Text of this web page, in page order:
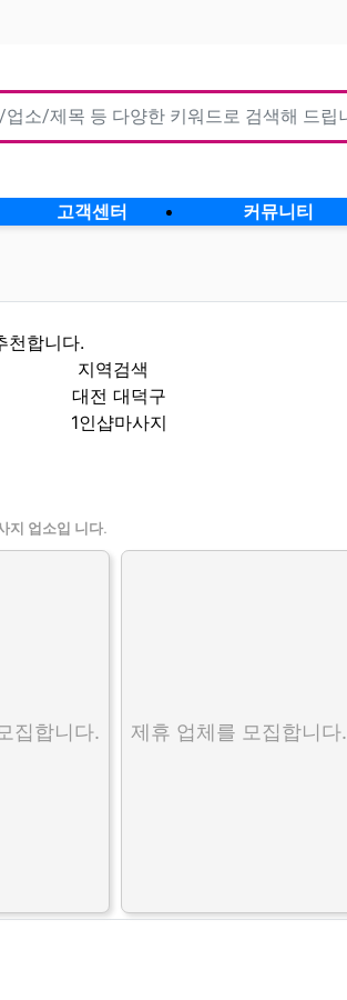
고객센터 커뮤니티
천합니다.
지역검색
대전 대덕구
1인샵마사지
지 업소입 니다.
집합니다. 제휴 업체를 모집합니다.